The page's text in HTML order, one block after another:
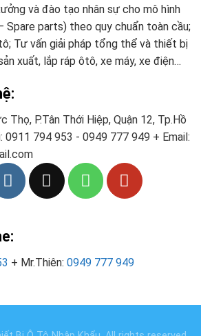
và đào tạo nhân sự cho mô hình
Spare parts) theo quy chuẩn toàn cầu;
Tư vấn giải pháp tổng thể và thiết bị
xuất, lắp ráp ôtô, xe máy, xe điện…
Thọ, P.Tân Thới Hiệp, Quận 12, Tp.Hồ
0911 794 953 - 0949 777 949 + Email:
+ Mr.Thiên: 0949 777 949